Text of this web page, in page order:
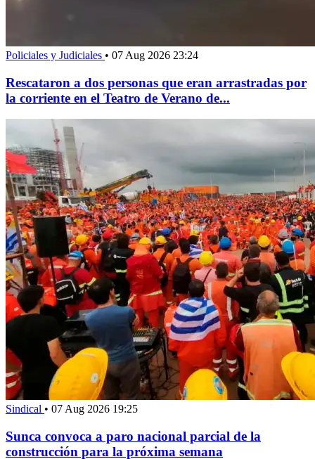
Policiales y Judiciales • 07 Aug 2026 23:24
Rescataron a dos personas que eran arrastradas por
la corriente en el Teatro de Verano de...
Sindical • 07 Aug 2026 19:25
Sunca convoca a paro nacional parcial de la
construcción para la próxima semana